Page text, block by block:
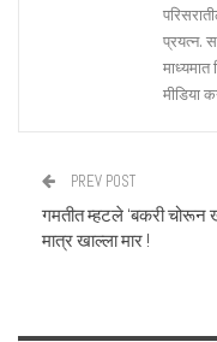
प्रयत्न.
मीडिया
PREV POST
गमतीत म्हटले ‘बकरी चोरून
मात्र खाल्ला मार !